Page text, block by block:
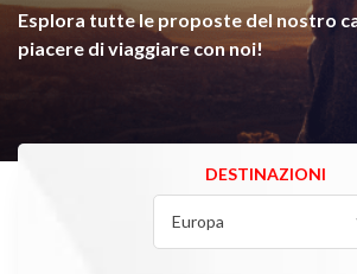
Esplora tutte le proposte del nostro
piacere di viaggiare con noi!
DESTINAZIONI